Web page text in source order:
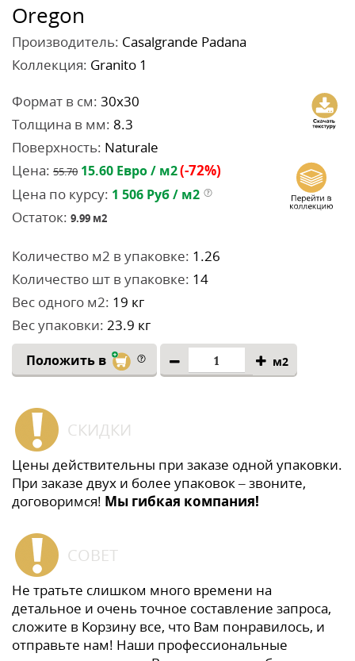
Oregon
Производитель: Casalgrande Padana
Коллекция: Granito 1
Формат в см: 30x30
Толщина в мм: 8.3
Поверхность: Naturale
Цена: 55.70 15.60 Евро / м2(-72%)
Цена по курсу: 1 506 Руб / м2
Остаток: 9.99 м2
Количество м2 в упаковке: 1.26
Количество шт в упаковке: 14
Вес одного м2: 19 кг
Вес упаковки: 23.9 кг
Положить в м2
СКИДКИ
Цены действительны при заказе одной упаковки.
При заказе двух и более упаковок – звоните,
договоримся! Мы гибкая компания!
СОВЕТ
Не тратьте слишком много времени на
детальное и очень точное составление запроса,
сложите в Корзину все, что Вам понравилось, и
отправьте нам! Наши профессиональные